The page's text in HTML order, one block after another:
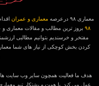
معماری ۹۸ درعرصه معماری و عمران
۹۸ بروز ترین مطالب و مقالات معماری
مفتخر و خرسندیم بتوانیم مطالبی
کردن بخش کوچکی از نیاز های شما